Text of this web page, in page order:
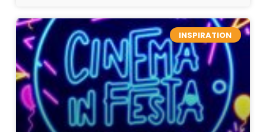
INSPIRATION